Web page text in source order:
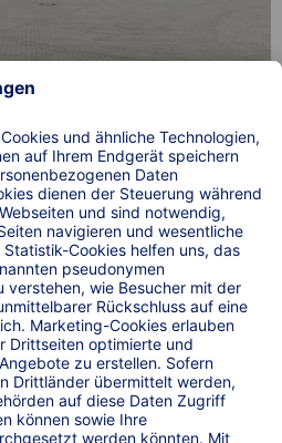
zwei Lkw-Parkplätzen an
u. Transport GmbH in